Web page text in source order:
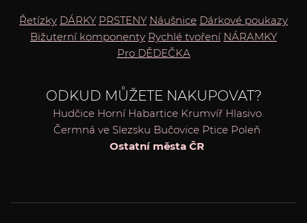
Řetízky DÁRKY PRSTENY Náušnice Dárkové poukazy
Bižuterní komponenty Rychlé tvoření NÁRAMKY
Pro DĚDEČKA
ODKUD MŮŽETE NAKUPOVAT?
Hudčice Horní Habartice Krumvíř Hlasivo
Čermná ve Slezsku Bučovice Ptice Poleň
Ostatní města ČR